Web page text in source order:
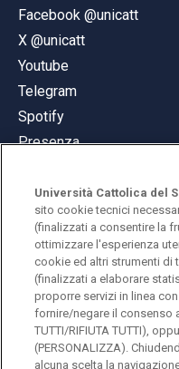
Facebook @unicatt
X @unicatt
Youtube
Telegram
Spotify
Presenza
© Università Cattolica
Largo A. Gemelli 1,
PI 02133120150
Università Cattolica del
sito cookie tecnici
(finalizzati a consentire la
ottimizzare l'esperienza
cookie ed altri strumenti di
(finalizzati a elaborare
proporre servizi in linea
fornire/negare il consenso
TUTTI/RIFIUTA TUTTI),
(PERSONALIZZA).
alcuna scelta la